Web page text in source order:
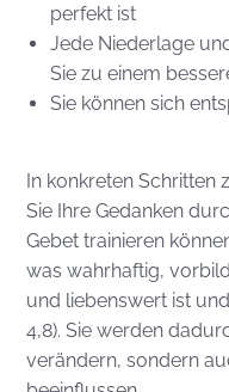
perfekt ist
Jede Niederlage
Sie zu einem
Sie können sich
In konkreten Schritten
Sie Ihre Gedanken
Gebet trainieren
was wahrhaftig,
und liebenswert ist
4,8). Sie werden
verändern, sondern